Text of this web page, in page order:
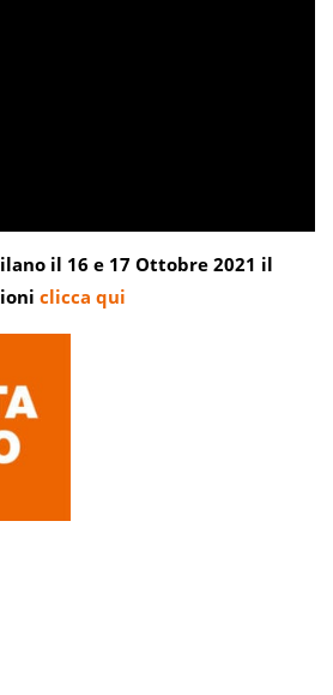
il 16 e 17 Ottobre 2021 il
clicca qui